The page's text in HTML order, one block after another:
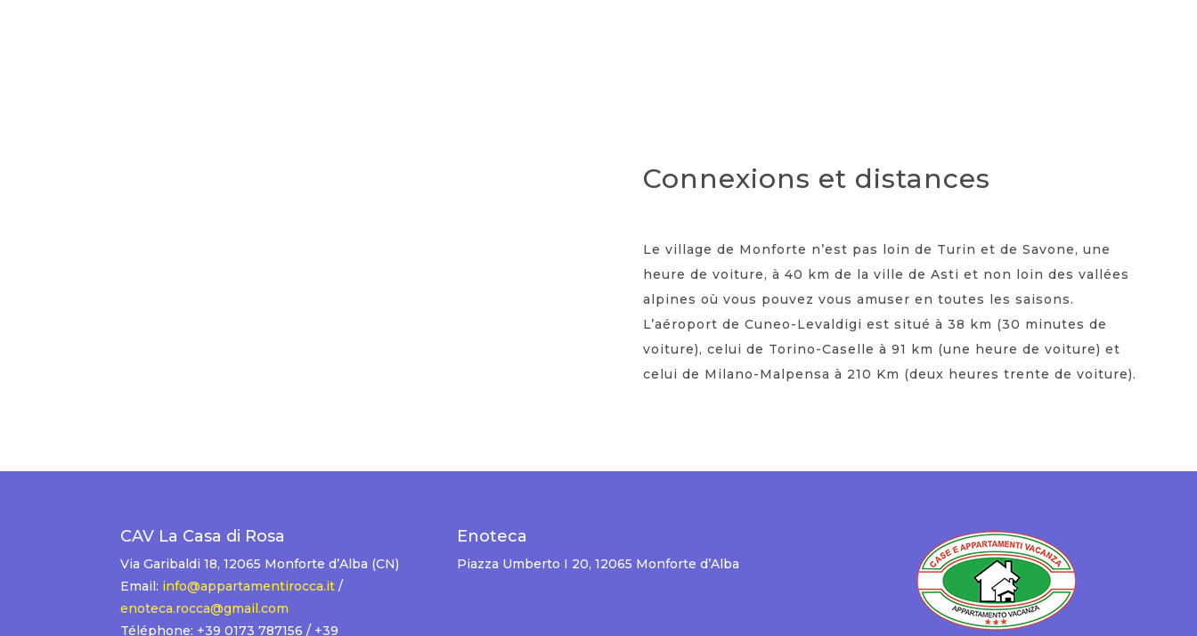
Connexions et distances
Le village de Monforte n’est pas loin de Turin et de Savone, une
heure de voiture, à 40 km de la ville de Asti et non loin des vallées
alpines où vous pouvez vous amuser en toutes les saisons.
L’aéroport de Cuneo-Levaldigi est situé à 38 km (30 minutes de
voiture), celui de Torino-Caselle à 91 km (une heure de voiture) et
celui de Milano-Malpensa à 210 Km (deux heures trente de voiture).
CAV La Casa di Rosa
Via Garibaldi 18, 12065 Monforte d’Alba (CN)
Email: info@appartamentirocca.it/
enoteca.rocca@gmail.com
Téléphone: +39 0173 787156 / +39
Enoteca
Piazza Umberto I 20, 12065 Monforte d’Alba